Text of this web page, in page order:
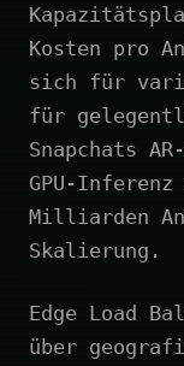
Kosten pro
sich für
für
Snapchats
GPU-
Milliarden
Skalierung.
Edge Load
über